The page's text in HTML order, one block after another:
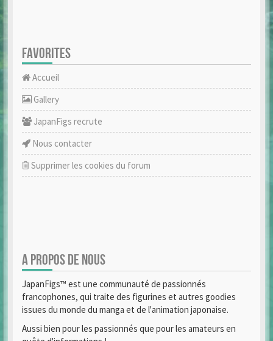
FAVORITES
Accueil
Gallery
JapanFigs recrute
Nous contacter
Supprimer les cookies du forum
A PROPOS DE NOUS
JapanFigs™ est une communauté de passionnés
francophones, qui traite des figurines et autres goodies
issues du monde du manga et de l'animation japonaise.
Aussi bien pour les passionnés que pour les amateurs en